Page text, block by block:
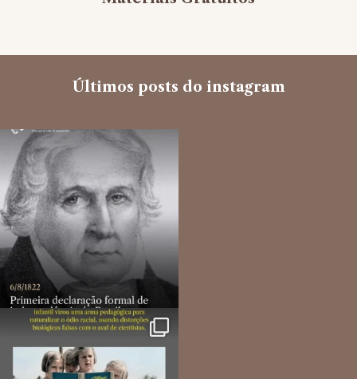
Últimos posts do instagram